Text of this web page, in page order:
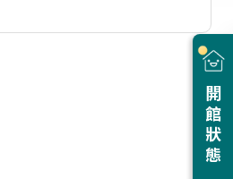
開館狀態